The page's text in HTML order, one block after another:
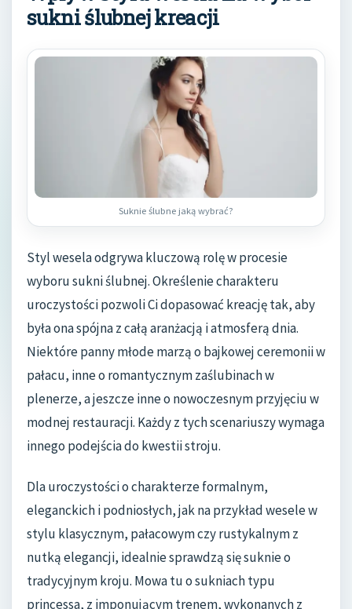
sukni ślubnej kreacji
Suknie ślubne jaką wybrać?
Styl wesela odgrywa kluczową rolę w procesie
wyboru sukni ślubnej. Określenie charakteru
uroczystości pozwoli Ci dopasować kreację tak, aby
była ona spójna z całą aranżacją i atmosferą dnia.
Niektóre panny młode marzą o bajkowej ceremonii w
pałacu, inne o romantycznym zaślubinach w
plenerze, a jeszcze inne o nowoczesnym przyjęciu w
modnej restauracji. Każdy z tych scenariuszy wymaga
innego podejścia do kwestii stroju.
Dla uroczystości o charakterze formalnym,
eleganckich i podniosłych, jak na przykład wesele w
stylu klasycznym, pałacowym czy rustykalnym z
nutką elegancji, idealnie sprawdzą się suknie o
tradycyjnym kroju. Mowa tu o sukniach typu
princessa, z imponującym trenem, wykonanych z